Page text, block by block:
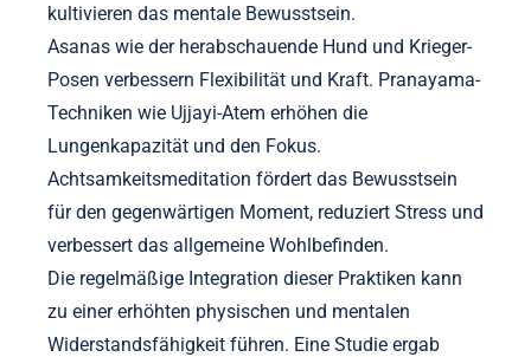
kultivieren das mentale Bewusstsein.
Asanas wie der herabschauende Hund und Krieger-
Posen verbessern Flexibilität und Kraft. Pranayama-
Techniken wie Ujjayi-Atem erhöhen die
Lungenkapazität und den Fokus.
Achtsamkeitsmeditation fördert das Bewusstsein
für den gegenwärtigen Moment, reduziert Stress und
verbessert das allgemeine Wohlbefinden.
Die regelmäßige Integration dieser Praktiken kann
zu einer erhöhten physischen und mentalen
Widerstandsfähigkeit führen. Eine Studie ergab